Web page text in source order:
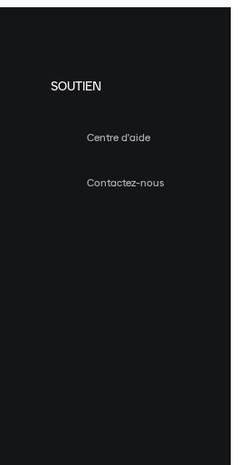
SOUTIEN
Centre d'aide
Contactez-nous